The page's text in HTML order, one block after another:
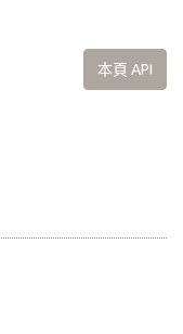
本頁 API